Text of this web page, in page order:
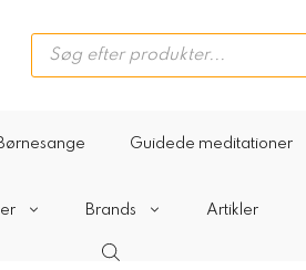
Products
search
Guidede meditationer
Brands Artikler